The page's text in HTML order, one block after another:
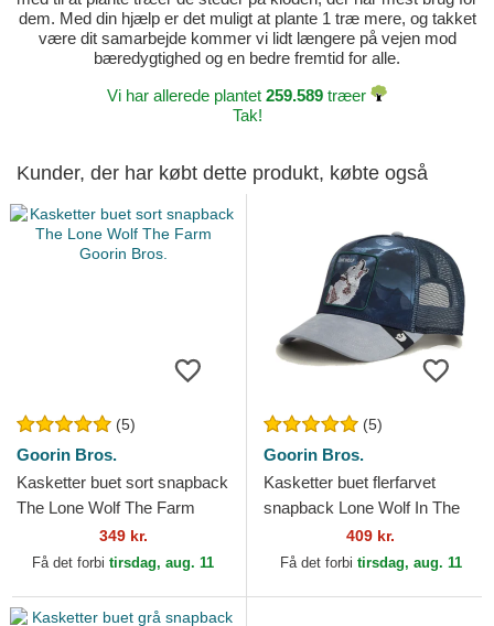
dem. Med din hjælp er det muligt at plante 1 træ mere, og takket
være dit samarbejde kommer vi lidt længere på vejen mod
bæredygtighed og en bedre fremtid for alle.
Vi har allerede plantet 259.589 træer
Tak!
Kunder, der har købt dette produkt, købte også
(5)
Goorin Bros.
Kasketter buet sort snapback
The Lone Wolf The Farm
Goorin Bros.349 kr.
Få det forbi tirsdag, aug. 11
(5)
Goorin Bros.
Kasketter buet flerfarvet
snapback Lone Wolf In The
Element The Farm Goorin
Bros.
409 kr.
Få det forbi tirsdag, aug. 11